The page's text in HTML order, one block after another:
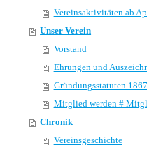
Vereinsaktivitäten ab
Unser Verein
Vorstand
Ehrungen und
Gründungsstatuten
Mitglied werden #
Chronik
Vereinsgeschichte